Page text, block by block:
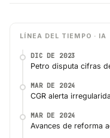
LÍNEA DEL TIEMPO · IA
DIC DE 2023
Petro disputa cifras
MAR DE 2024
CGR alerta
MAR DE 2024
Avances de reforma